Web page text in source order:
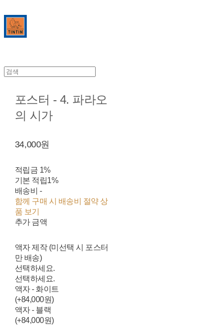
포스터 - 4. 파라오
의 시가
34,000원
적립금 1%
기본 적립1%
배송비 -
함께 구매 시 배송비 절약 상
품 보기
추가 금액
액자 제작 (미선택 시 포스터
만 배송)
선택하세요.
선택하세요.
액자 - 화이트
(+84,000원)
액자 - 블랙
(+84,000원)